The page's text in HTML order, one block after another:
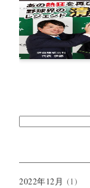
検
2022年12月 (1)